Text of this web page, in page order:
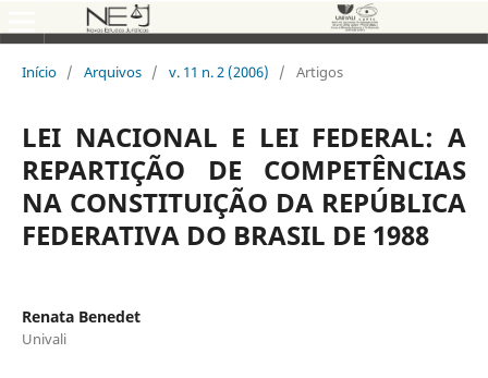
Início / Arquivos / v. 11 n. 2 (2006) / Artigos
LEI NACIONAL E LEI FEDERAL: A
REPARTIÇÃO DE COMPETÊNCIAS
NA CONSTITUIÇÃO DA REPÚBLICA
FEDERATIVA DO BRASIL DE 1988
Renata Benedet
Univali